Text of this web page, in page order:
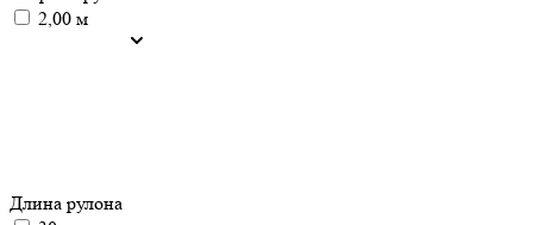
2,00 м
Длина рулона